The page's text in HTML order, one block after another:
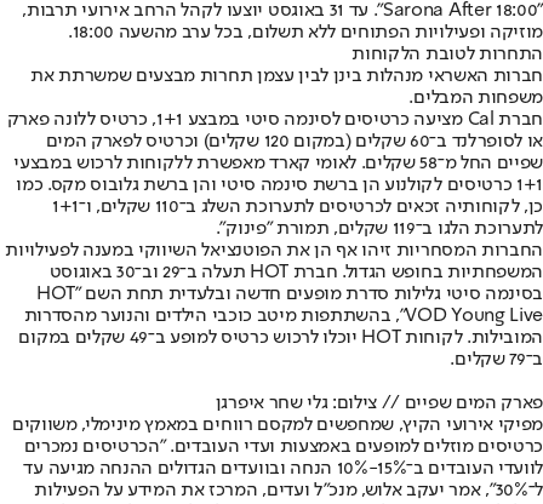
"Sarona After 18:00". עד 31 באוגסט יוצעו לקהל הרחב אירועי תרבות,
מוזיקה ופעילויות הפתוחים ללא תשלום, בכל ערב מהשעה 18:00.
התחרות לטובת הלקוחות
חברות האשראי מנהלות בינן לבין עצמן תחרות מבצעים שמשרתת את
משפחות המבלים.
חברת Cal מציעה כרטיסים לסינמה סיטי במבצע 1+1, כרטיס ללונה פארק
או לסופרלנד ב־60 שקלים (במקום 120 שקלים) וכרטיס לפארק המים
שפיים החל מ־58 שקלים. לאומי קארד מאפשרת ללקוחות לרכוש במבצעי
1+1 כרטיסים לקולנוע הן ברשת סינמה סיטי והן ברשת גלובוס מקס. כמו
כן, לקוחותיה זכאים לכרטיסים לתערוכת השלג ב־110 שקלים, ו־1+1
לתערוכת הלגו ב־119 שקלים, תמורת "פינוק".
החברות המסחריות זיהו אף הן את הפוטנציאל השיווקי במענה לפעילויות
המשפחתיות בחופש הגדול. חברת HOT תעלה ב־29 וב־30 באוגוסט
בסינמה סיטי גלילות סדרת מופעים חדשה ובלעדית תחת השם "HOT
VOD Young Live", בהשתתפות מיטב כוכבי הילדים והנוער מהסדרות
המובילות. לקוחות HOT יוכלו לרכוש כרטיס למופע ב־49 שקלים במקום
ב־79 שקלים.
פארק המים שפיים // צילום: גלי שחר איפרגן
מפיקי אירועי הקיץ, שמחפשים למקסם רווחים במאמץ מינימלי, משווקים
כרטיסים מוזלים למופעים באמצעות ועדי העובדים. "הכרטיסים נמכרים
לוועדי העובדים ב־15%-10% הנחה ובוועדים הגדולים ההנחה מגיעה עד
ל־30%", אמר יעקב אלוש, מנכ"ל ועדים, המרכז את המידע על הפעילות